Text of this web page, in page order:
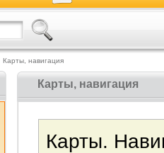
Карты, навигация
Карты, навигация
Карты.